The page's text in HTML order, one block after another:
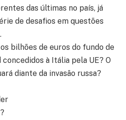
das últimas no país, já
de desafios em questões
bilhões de euros do fundo de
à Itália pela UE? O
diante da invasão russa?